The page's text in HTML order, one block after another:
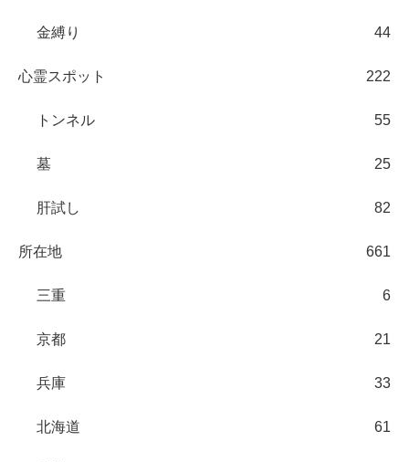
金縛り 44
心霊スポット 222
トンネル 55
墓 25
肝試し 82
所在地 661
三重 6
京都 21
兵庫 33
北海道 61